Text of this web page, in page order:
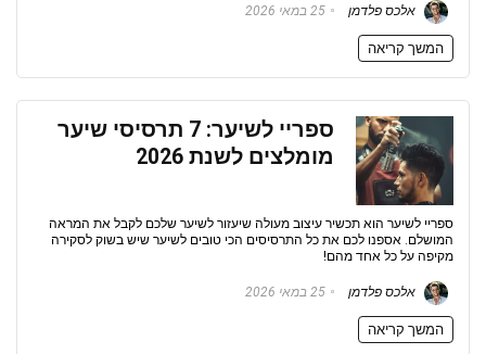
אלכס פלדמן 25 במאי 2026
המשך קריאה
ספריי לשיער: 7 תרסיסי שיער
מומלצים לשנת 2026
ספריי לשיער הוא תכשיר עיצוב מעולה שיעזור לשיער שלכם לקבל את המראה
המושלם. אספנו לכם את כל התרסיסים הכי טובים לשיער שיש בשוק לסקירה
מקיפה על כל אחד מהם!
אלכס פלדמן 25 במאי 2026
המשך קריאה